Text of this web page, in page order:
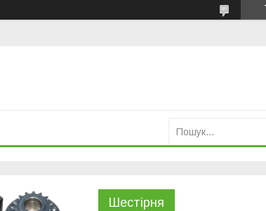
Шестірня